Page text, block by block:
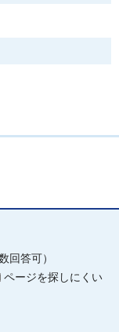
回答可）
ページを探しにくい